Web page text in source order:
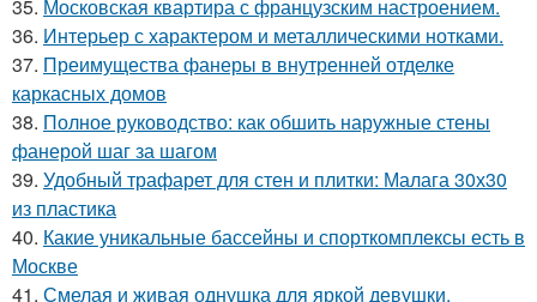
35. Московская квартира с французским настроением.
36. Интерьер с характером и металлическими нотками.
37. Преимущества фанеры в внутренней отделке
каркасных домов
38. Полное руководство: как обшить наружные стены
фанерой шаг за шагом
39. Удобный трафарет для стен и плитки: Малага 30х30
из пластика
40. Какие уникальные бассейны и спорткомплексы есть в
Москве
41. Смелая и живая однушка для яркой девушки.